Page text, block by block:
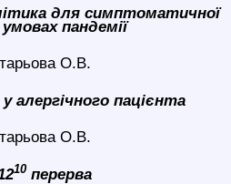
для симптоматичної
пандемії
О.В.
алергічного пацієнта
О.В.
10 перерва